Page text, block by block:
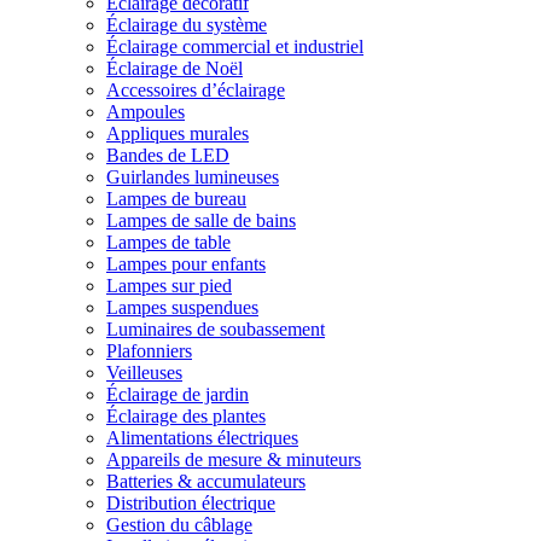
Éclairage du système
Éclairage commercial et industriel
Éclairage de Noël
Accessoires d’éclairage
Ampoules
Appliques murales
Bandes de LED
Guirlandes lumineuses
Lampes de bureau
Lampes de salle de bains
Lampes de table
Lampes pour enfants
Lampes sur pied
Lampes suspendues
Luminaires de soubassement
Plafonniers
Veilleuses
Éclairage de jardin
Éclairage des plantes
Alimentations électriques
Appareils de mesure & minuteurs
Batteries & accumulateurs
Distribution électrique
Gestion du câblage